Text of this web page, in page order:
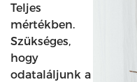
Teljes
mértékben.
Szükséges,
hogy
odataláljunk a